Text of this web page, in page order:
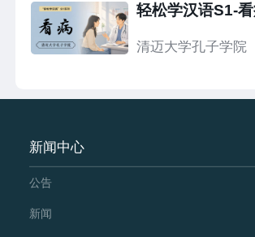
轻松学汉语S1-
清迈大学孔子学院
新闻中心
公告
新闻